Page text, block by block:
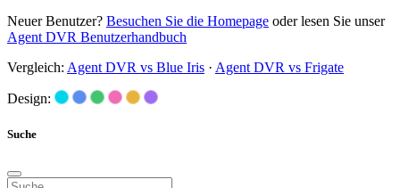
Neuer Benutzer? Besuchen Sie die Homepage oder lesen Sie unser
Agent DVR Benutzerhandbuch
Vergleich: Agent DVR vs Blue Iris · Agent DVR vs Frigate
Design:
Suche